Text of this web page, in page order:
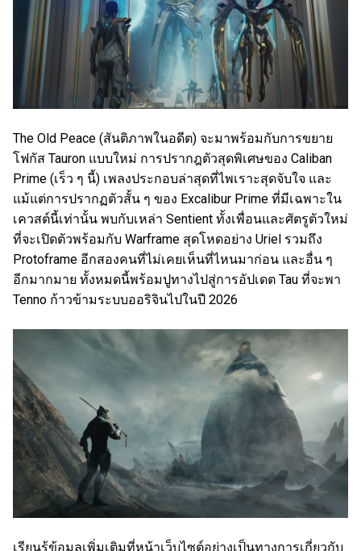
The Old Peace (สันติภาพในอดีต) จะมาพร้อมกับการขยาย
โฟกัส Tauron แบบใหม่ การปรากฎตัวสุดพิเศษของ Caliban
Prime (เร็ว ๆ นี้) เพลงประกอบล่าสุดที่ไพเราะสุดจับใจ และ
แม้แต่การปรากฏตัวสั้น ๆ ของ Excalibur Prime ที่มีเฉพาะใน
เควสต์นี้เท่านั้น พบกับเหล่า Sentient ทั้งเพื่อนและศัตรูตัวใหม่
ที่จะเปิดตัวพร้อมกับ Warframe สุดโหดอย่าง Uriel รวมถึง
Protoframe อีกสองคนที่ไม่เคยเห็นที่ไหนมาก่อน และอื่น ๆ
อีกมากมาย ทั้งหมดนี้พร้อมปูทางไปสู่การอัปเดต Tau ที่จะพา
Tenno ก้าวข้ามระบบออริจินไปในปี 2026
เรียนรู้ข้อมูลเพิ่มเติมที่หน้าเว็บไซต์อย่างเป็นทางการเกี่ยวกับ